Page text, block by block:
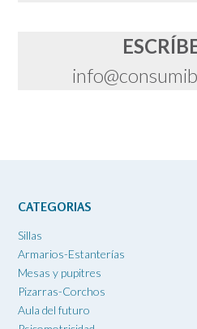
CATEGORIAS
Sillas
Armarios-Estanterías
Mesas y pupitres
Pizarras-Corchos
Aula del futuro